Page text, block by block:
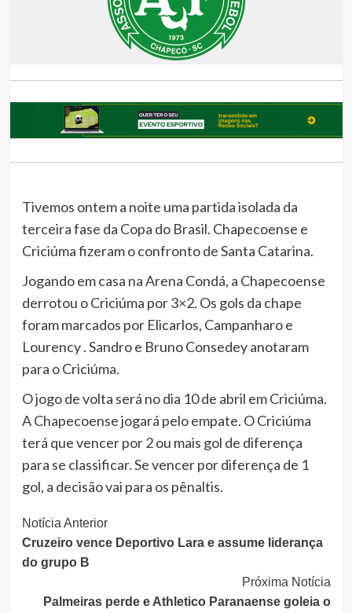
Tivemos ontem a noite uma partida isolada da
terceira fase da Copa do Brasil. Chapecoense e
Criciúma fizeram o confronto de Santa Catarina.
Jogando em casa na Arena Condá, a Chapecoense
derrotou o Criciúma por 3×2. Os gols da chape
foram marcados por Elicarlos, Campanharo e
Lourency . Sandro e Bruno Consedey anotaram
para o Criciúma.
O jogo de volta será no dia 10 de abril em Criciúma.
A Chapecoense jogará pelo empate. O Criciúma
terá que vencer por 2 ou mais gol de diferença
para se classificar. Se vencer por diferença de 1
gol, a decisão vai para os pênaltis.
Continue
Lendo
Notícia Anterior
Cruzeiro vence Deportivo Lara e assume liderança
do grupo B
Próxima Notícia
Palmeiras perde e Athletico Paranaense goleia o